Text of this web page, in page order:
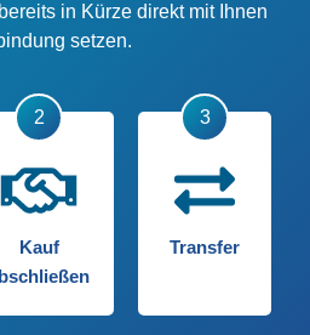
in Kürze direkt mit Ihnen
setzen.
Kauf
Transfer